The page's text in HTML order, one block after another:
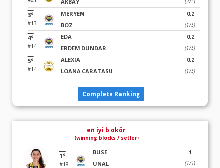
AKBAY
(2/5)
3°
#13
MERYEM
BOZ
0,2
(1/5)
4°
#14
EDA
ERDEM DUNDAR
0,2
(1/5)
5°
#14
ALEXIA
LOANA CARATASU
0,2
(1/5)
Complete Ranking
en iyi blokör
(winning blocks / setler)
1°
#18
BUSE
UNAL
1
(1/1)